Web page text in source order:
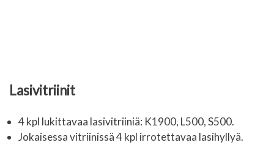
Lasivitriinit
4 kpl lukittavaa lasivitriiniä: K1900, L500, S500.
Jokaisessa vitriinissä 4 kpl irrotettavaa lasihyllyä.